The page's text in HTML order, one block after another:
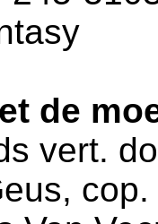
de
vert.